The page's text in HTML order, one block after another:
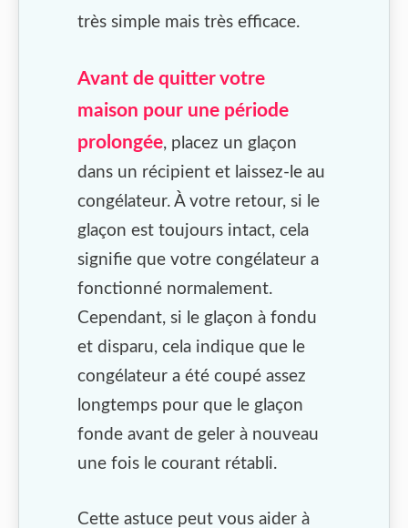
très simple mais très efficace.
Avant de quitter votre
maison pour une période
prolongée, placez un glaçon
dans un récipient et laissez-le au
congélateur. À votre retour, si le
glaçon est toujours intact, cela
signifie que votre congélateur a
fonctionné normalement.
Cependant, si le glaçon à fondu
et disparu, cela indique que le
congélateur a été coupé assez
longtemps pour que le glaçon
fonde avant de geler à nouveau
une fois le courant rétabli.
Cette astuce peut vous aider à